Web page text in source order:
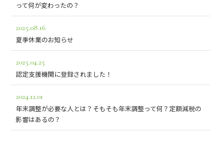
って何が変わったの？
2025.08.16
夏季休業のお知らせ
2025.04.25
認定支援機関に登録されました！
2024.12.01
年末調整が必要な人とは？そもそも年末調整って何？定額減税の
影響はあるの？